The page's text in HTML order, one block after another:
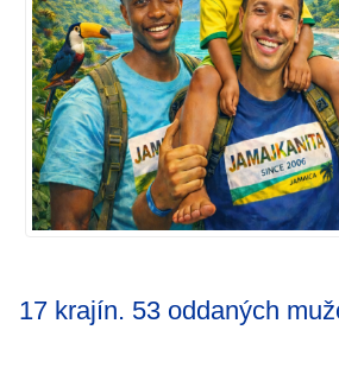
17 krajín. 53 oddaných